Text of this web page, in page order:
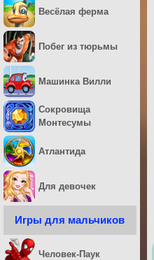
Весёлая ферма
Побег из тюрьмы
Машинка Вилли
Сокровища
Монтесумы
Атлантида
Для девочек
Игры для мальчиков
Человек-Паук